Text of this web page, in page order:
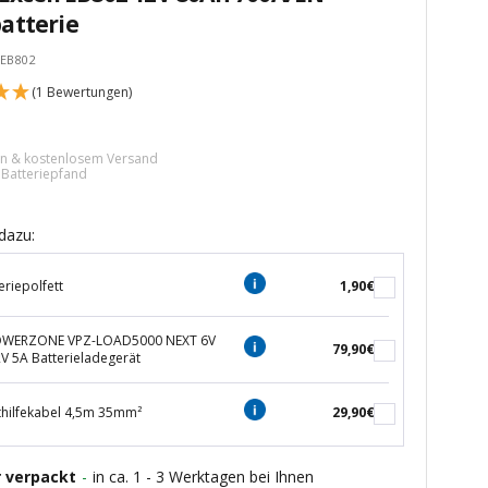
(1 Bewertungen)
& kostenlosem Versand
Batteriepfand
1,90€
VPZ-LOAD5000 NEXT 6V
5A Batterieladegerät
79,90€
4,5m 35mm² 29,90€
verpackt - in ca. 1 - 3 Werktagen bei Ihnen